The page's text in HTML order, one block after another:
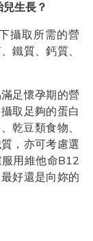
生長？
攝取所需的營
鐵質、鈣質、
足懷孕期的營
取足夠的蛋白
乾豆類食物、
，亦可考慮選
用維他命B12
好還是向妳的